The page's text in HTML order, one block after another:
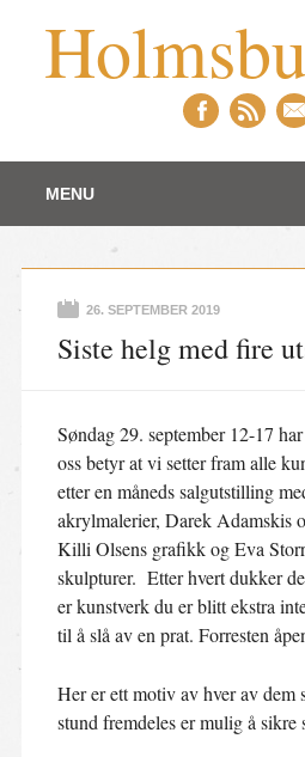
Main menu
MENU
26. SEPTEMBER 2019
Siste helg med fire
Søndag 29. september 12-17
oss betyr at vi setter fram alle
etter en måneds salgutstilling
akrylmalerier, Darek Adamskis
Killi Olsens grafikk og Eva
skulpturer. Etter hvert dukker
er kunstverk du er blitt ekstra
til å slå av en prat. Forresten
Her er ett motiv av hver av dem
stund fremdeles er mulig å